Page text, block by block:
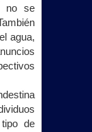
no se
agua,
de